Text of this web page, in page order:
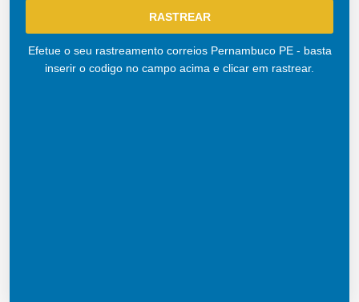
Efetue o seu rastreamento correios Pernambuco PE - basta
inserir o codigo no campo acima e clicar em rastrear.